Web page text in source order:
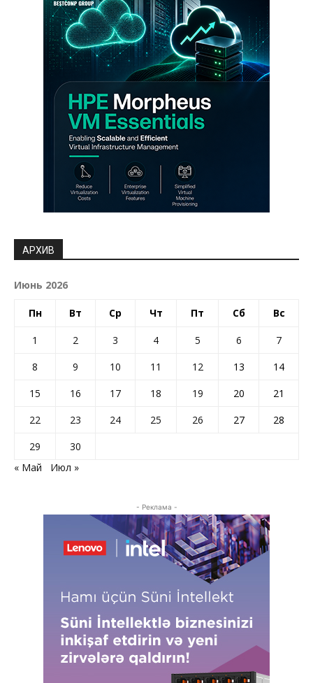
АРХИВ
Июнь 2026
Пн Вт Ср Чт Пт Сб Вс
1 2 3 4 5 6
7
8
9 10 11 12 13
14
15
16 17 18 19 20
21
22
23 24 25 26 27
28
29
30
« Май
Июл »
- Реклама -